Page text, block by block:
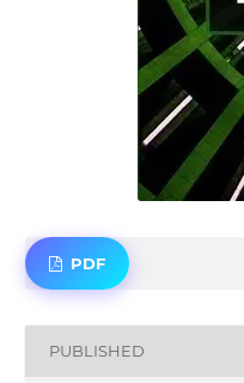
PDF
PUBLISHED